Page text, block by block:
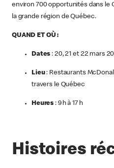
environ 700 opportunités dans le
la grande région de Québec.
QUAND ET OÙ :
Dates : 20, 21 et 22 mars
Lieu: Restaurants
travers le Québec
Heures : 9 h à 17 h
Histoires